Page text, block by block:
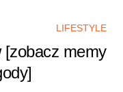
LIFESTYLE
[zobacz memy